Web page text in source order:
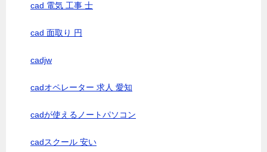
cad 電気 工事 士
cad 面取り 円
cadjw
cadオペレーター 求人 愛知
cadが使えるノートパソコン
cadスクール 安い